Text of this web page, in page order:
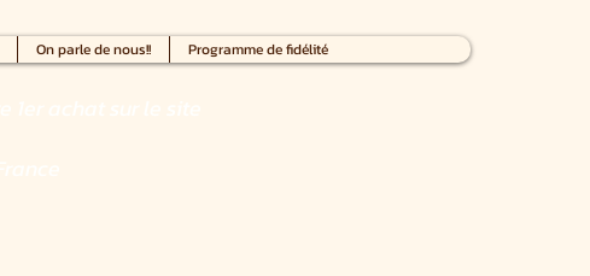
On parle de nous!! Programme de fidélité